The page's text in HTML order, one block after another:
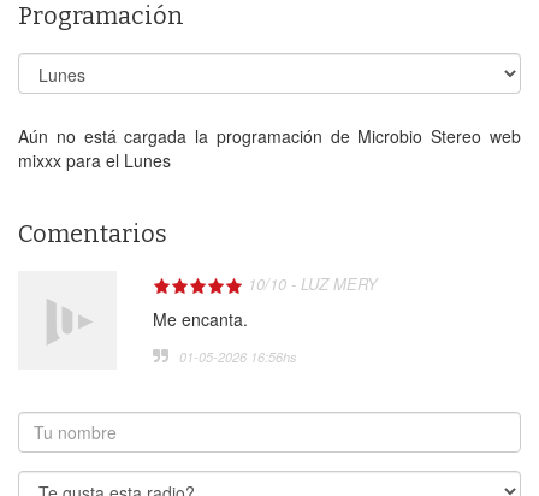
Programación
Aún no está cargada la programación de Microbio Stereo web
mixxx para el Lunes
Comentarios
10/10 - LUZ MERY
Me encanta.
01-05-2026 16:56hs